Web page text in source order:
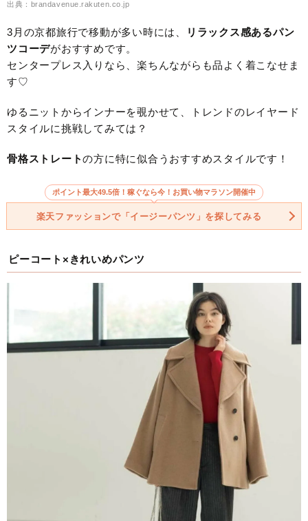
出典：brandavenue.rakuten.co.jp
3月の京都旅行で移動が多い時には、
リラックス感あるパン
ツコーデがおすすめです。
センタープレス入りなら、楽ちんながらも品よく着こなせま
す♡
ゆるニットからインナーを覗かせて、トレンドのレイヤード
スタイルに挑戦してみては？
骨格ストレートの方に特に似合うおすすめスタイルです！
ポイント最大49.5倍！稼ぐなら今！お買い物マラソン開催中
楽天ファッションで「イージーパンツ」を探してみる
ピーコート×きれいめパンツ